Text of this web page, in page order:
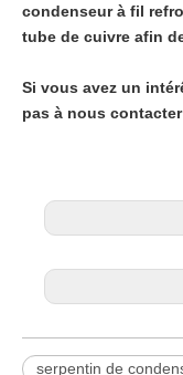
condenseur à fil
tube de cuivre afin
Si vous avez un
pas à nous
serpentin de